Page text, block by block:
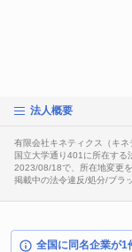
法人概要
有限会社キネティクス（キ
国立大学通り401に所在す
2023/08/18で、所在地変更を
掲載中の法令違反/処分/ブラ
全国に同名企業が1